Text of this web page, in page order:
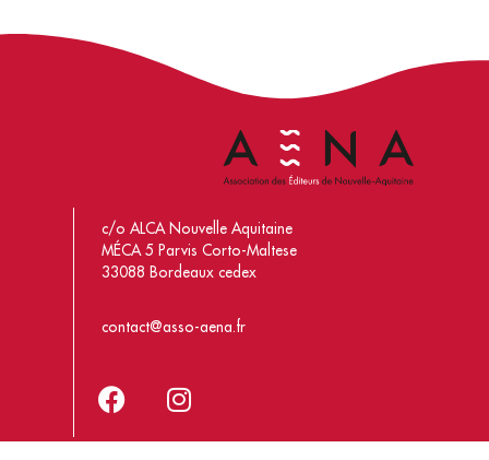
c/o ALCA Nouvelle Aquitaine
MÉCA 5 Parvis Corto-Maltese
33088 Bordeaux cedex
contact@asso-aena.fr